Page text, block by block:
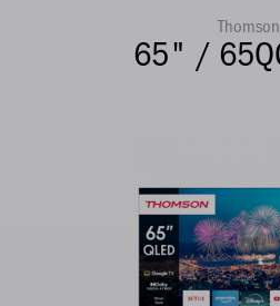
Thomson
65" /